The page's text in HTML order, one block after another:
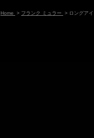
Home > フランク ミュラー > ロングア